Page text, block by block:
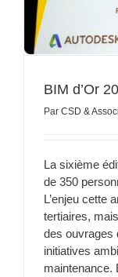
BIM d’Or
Par CSD &
La sixième
de 350
L’enjeu cette
tertiaires,
des ouvrages
initiatives
maintenance.